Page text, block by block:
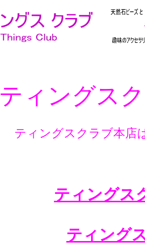
ティングス
ティングスクラブ本店
ティングス
ティング